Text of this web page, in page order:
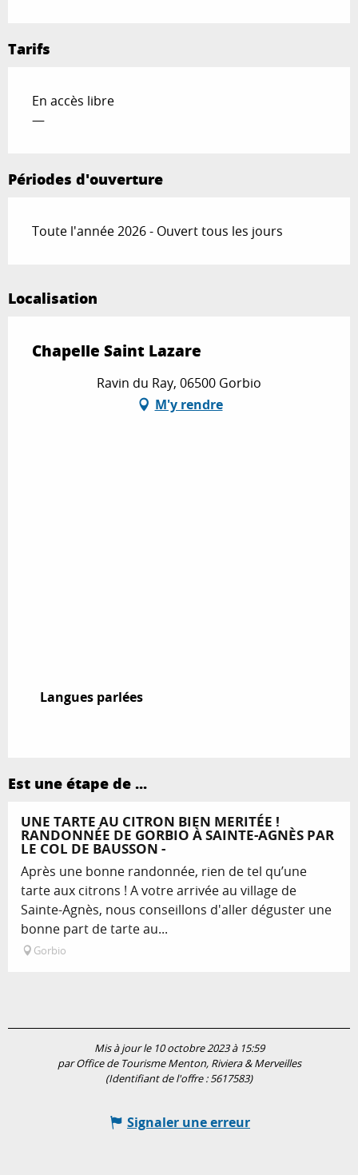
Tarifs
En accès libre
—
Périodes d'ouverture
Toute l'année 2026 - Ouvert tous les jours
Localisation
Chapelle Saint Lazare
Ravin du Ray, 06500 Gorbio
M'y rendre
Langues parlées
Langues parlées
Est une étape de ...
UNE TARTE AU CITRON BIEN MERITÉE !
RANDONNÉE DE GORBIO À SAINTE-AGNÈS PAR
LE COL DE BAUSSON -
Après une bonne randonnée, rien de tel qu’une
tarte aux citrons ! A votre arrivée au village de
Sainte-Agnès, nous conseillons d'aller déguster une
bonne part de tarte au...
Gorbio
Mis à jour le 10 octobre 2023 à 15:59
par Office de Tourisme Menton, Riviera & Merveilles
(Identifiant de l'offre :5617583)
Signaler une erreur